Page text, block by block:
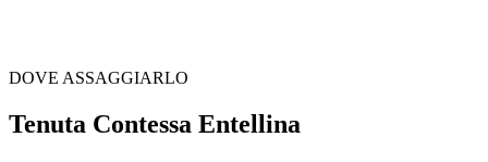
DOVE ASSAGGIARLO
Tenuta Contessa Entellina